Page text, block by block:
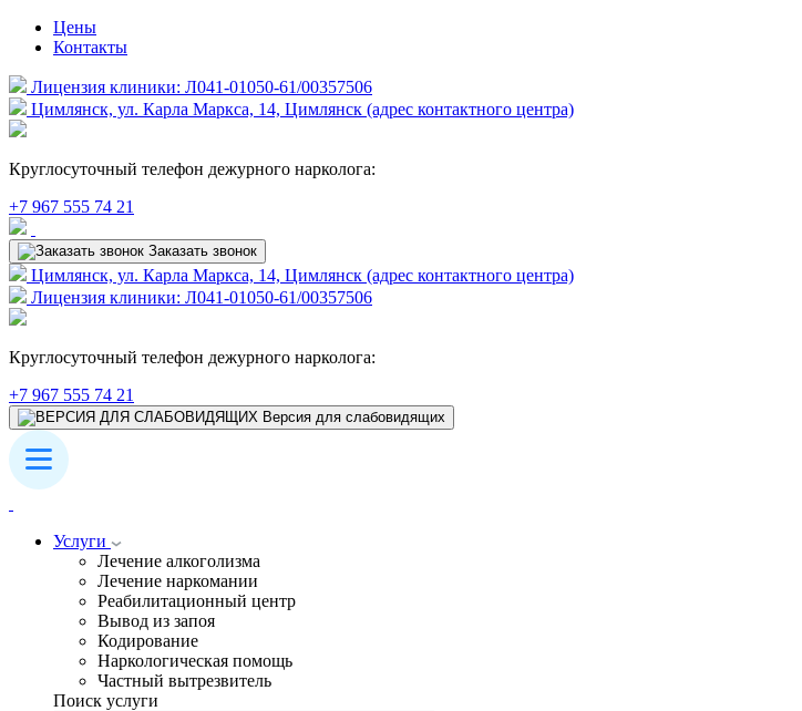
Цены
Контакты
Лицензия клиники: Л041-01050-61/00357506
Цимлянск, ул. Карла Маркса, 14, Цимлянск (адрес контактного центра)
Круглосуточный телефон дежурного нарколога:
+7 967 555 74 21
Заказать звонок
Цимлянск, ул. Карла Маркса, 14, Цимлянск (адрес контактного центра)
Лицензия клиники: Л041-01050-61/00357506
Круглосуточный телефон дежурного нарколога:
+7 967 555 74 21
Версия для слабовидящих
Услуги
Лечение алкоголизма
Лечение наркомании
Реабилитационный центр
Вывод из запоя
Кодирование
Наркологическая помощь
Частный вытрезвитель
Поиск услуги